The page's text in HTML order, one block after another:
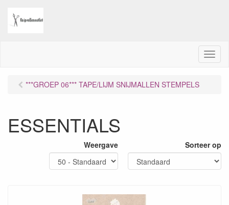
M
e
***GROEP 06*** TAPE/LIJM SNIJMALLEN STEMPELS
ESSENTIALS
Weergave Sorteer op